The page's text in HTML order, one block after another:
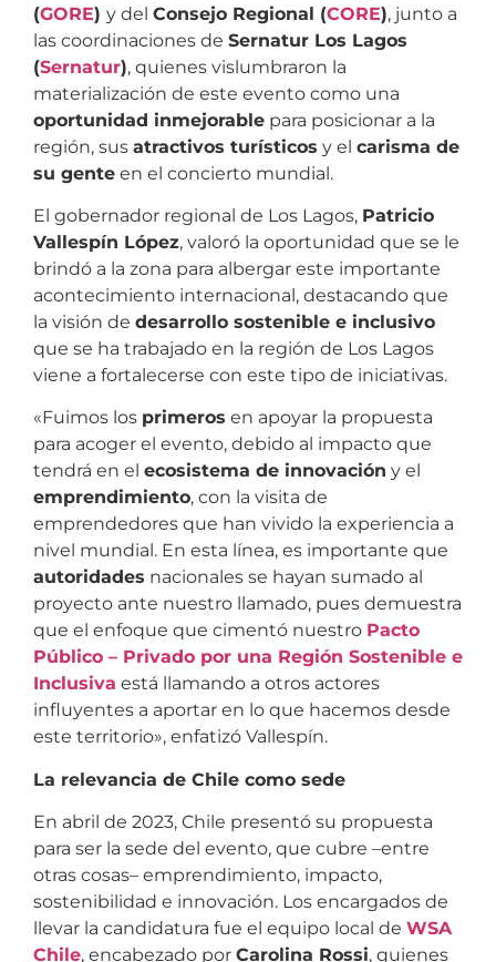
(GORE) y del Consejo Regional (CORE), junto a
las coordinaciones de Sernatur Los Lagos
(Sernatur), quienes vislumbraron la
materialización de este evento como una
oportunidad inmejorable para posicionar a la
región, sus atractivos turísticos y el carisma de
su gente en el concierto mundial.
El gobernador regional de Los Lagos, Patricio
Vallespín López, valoró la oportunidad que se le
brindó a la zona para albergar este importante
acontecimiento internacional, destacando que
la visión de desarrollo sostenible e inclusivo
que se ha trabajado en la región de Los Lagos
viene a fortalecerse con este tipo de iniciativas.
«Fuimos los primeros en apoyar la propuesta
para acoger el evento, debido al impacto que
tendrá en el ecosistema de innovación y el
emprendimiento, con la visita de
emprendedores que han vivido la experiencia a
nivel mundial. En esta línea, es importante que
autoridades nacionales se hayan sumado al
proyecto ante nuestro llamado, pues demuestra
que el enfoque que cimentó nuestro Pacto
Público – Privado por una Región Sostenible e
Inclusiva está llamando a otros actores
influyentes a aportar en lo que hacemos desde
este territorio», enfatizó Vallespín.
La relevancia de Chile como sede
En abril de 2023, Chile presentó su propuesta
para ser la sede del evento, que cubre –entre
otras cosas– emprendimiento, impacto,
sostenibilidad e innovación. Los encargados de
llevar la candidatura fue el equipo local de WSA
Chile, encabezado por Carolina Rossi, quienes